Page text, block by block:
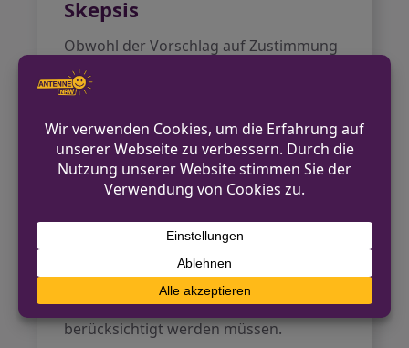
Skepsis
Obwohl der Vorschlag auf Zustimmung
stieß, gab es auch Bedenken hinsichtlich
der möglichen Verengung der
Außengastronomie belastet sind. Einige
Bezirksvertreter plädierten daher für
eine Konzentration auf Plätze anstelle
belebter Straßen, scheiterten jedoch mit
ihren Vorschlägen.
Der stellvertretende Bürgermeister
bei der Ausführung der Ideen die
rechtlichen Bestimmungen,
insbesondere zur Barrierefreiheit, stets
berücksichtigt werden müssen.